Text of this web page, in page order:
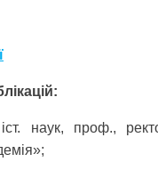
наук, проф.,